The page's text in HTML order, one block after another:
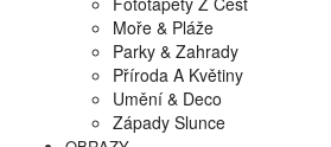
Moře & Pláže
Parky & Zahrady
Příroda A Květiny
Umění & Deco
Západy Slunce